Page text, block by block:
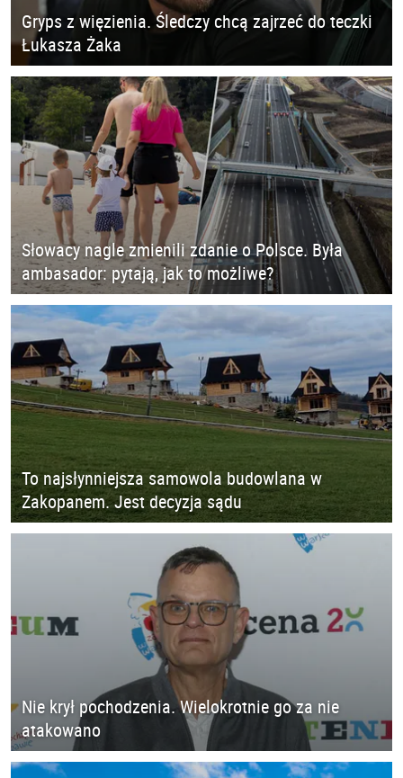
Gryps z więzienia. Śledczy chcą zajrzeć do teczki
Łukasza Żaka
Słowacy nagle zmienili zdanie o Polsce. Była
ambasador: pytają, jak to możliwe?
To najsłynniejsza samowola budowlana w
Zakopanem. Jest decyzja sądu
Nie krył pochodzenia. Wielokrotnie go za nie
atakowano